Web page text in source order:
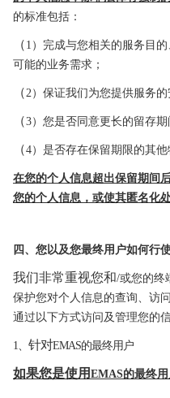
的标准包括：
（ 1）完成与您相关的服务目
可能的业务需求；
（2）保证我们为您提供服务的
（3）您是否同意更长的留存期
（4）是否存在保留期限的其他
在您的个人信息超出保留期间
您的个人信息，或使其匿名化处
四、您以及您最终用户如何行
我们非常重视您和/或您的终
保护您对个 人信息的查询、访
通过以下方式访问及管理您的信
1、 针对EMAS的最终用户
如果您是使用 EMAS的最终用